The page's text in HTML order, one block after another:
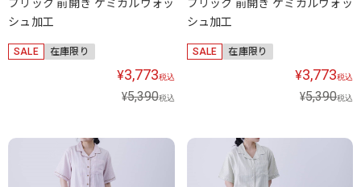
ブリック 前開き ケミカルウォッ
シュ加工
SALE 在庫限り
¥3,773税込
¥5,390税込
ブリック 前開き ケミカルウォッ
シュ加工
SALE 在庫限り
¥3,773税込
¥5,390税込